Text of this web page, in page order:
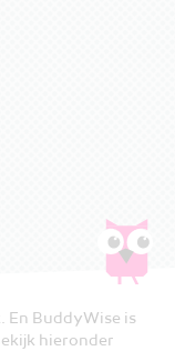
En BuddyWise is
hieronder